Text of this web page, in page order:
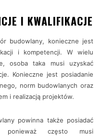
I KWALIFIKACJE
budowlany, konieczne jest
i kompetencji. W wielu
osoba taka musi uzyskać
Konieczne jest posiadanie
norm budowlanych oraz
i realizacją projektów.
powinna także posiadać
ponieważ często musi